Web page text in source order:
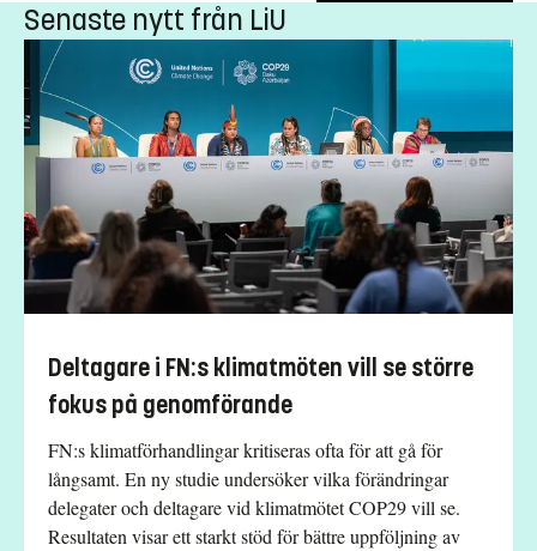
Senaste nytt från LiU
Deltagare i FN:s klimatmöten vill se större
fokus på genomförande
FN:s klimatförhandlingar kritiseras ofta för att gå för
långsamt. En ny studie undersöker vilka förändringar
delegater och deltagare vid klimatmötet COP29 vill se.
Resultaten visar ett starkt stöd för bättre uppföljning av